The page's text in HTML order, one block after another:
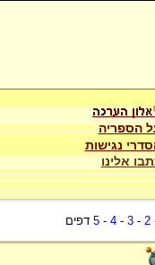
הספריה
נגישות
אלינו
2
-
3
-
4
-
5 דפים